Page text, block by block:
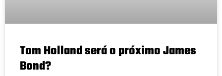
Tom Holland será o próximo James
Bond?